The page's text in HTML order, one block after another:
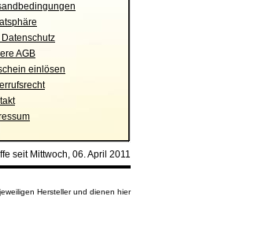
AGB
einlösen
seit Mittwoch, 06. April 2011
Hersteller und dienen hier